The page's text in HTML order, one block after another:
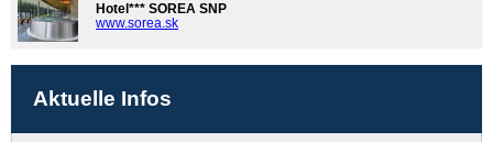
Hotel*** SOREA SNP
www.sorea.sk
Aktuelle Infos